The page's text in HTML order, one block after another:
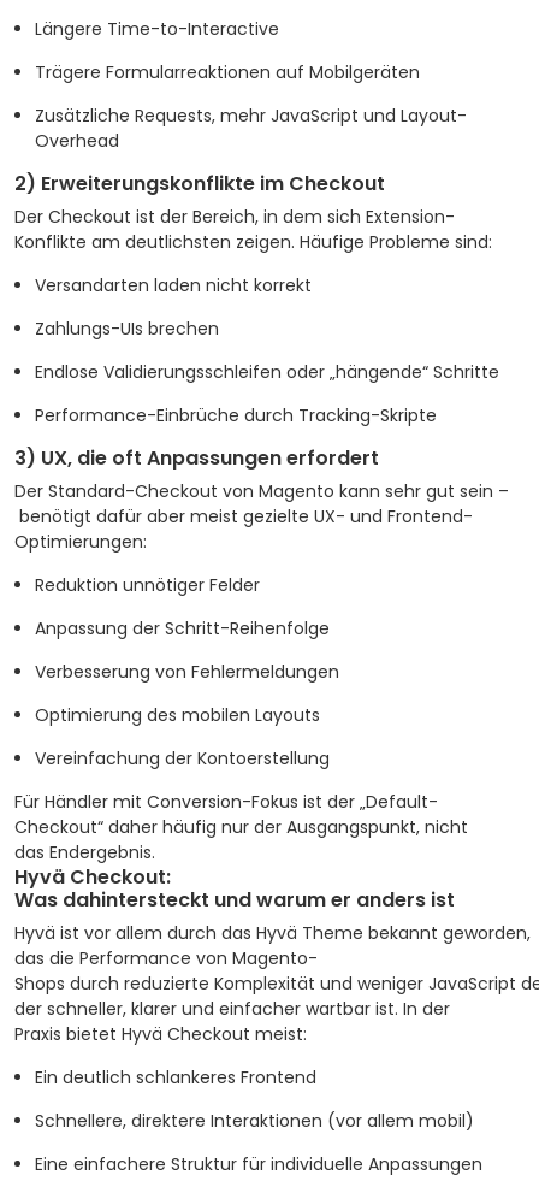
Längere Time-to-Interactive
Trägere Formularreaktionen auf Mobilgeräten
Zusätzliche Requests, mehr JavaScript und Layout-
Overhead
2) Erweiterungskonflikte im Checkout
Der Checkout ist der Bereich, in dem sich Extension-
Konflikte am deutlichsten zeigen. Häufige Probleme sind:
Versandarten laden nicht korrekt
Zahlungs-UIs brechen
Endlose Validierungsschleifen oder „hängende“ Schritte
Performance-Einbrüche durch Tracking-Skripte
3) UX, die oft Anpassungen erfordert
Der Standard-Checkout von Magento kann sehr gut sein –
benötigt dafür aber meist gezielte UX- und Frontend-
Optimierungen:
Reduktion unnötiger Felder
Anpassung der Schritt-Reihenfolge
Verbesserung von Fehlermeldungen
Optimierung des mobilen Layouts
Vereinfachung der Kontoerstellung
Für Händler mit Conversion-Fokus ist der „Default-
Checkout“ daher häufig nur der Ausgangspunkt, nicht
das Endergebnis.
Hyvä Checkout:
Was dahintersteckt und warum er anders ist
Hyvä ist vor allem durch das Hyvä Theme bekannt geworden,
das die Performance von Magento-
Shops durch reduzierte Komplexität und weniger JavaScript
der schneller, klarer und einfacher wartbar ist. In der
Praxis bietet Hyvä Checkout meist:
Ein deutlich schlankeres Frontend
Schnellere, direktere Interaktionen (vor allem mobil)
Eine einfachere Struktur für individuelle Anpassungen